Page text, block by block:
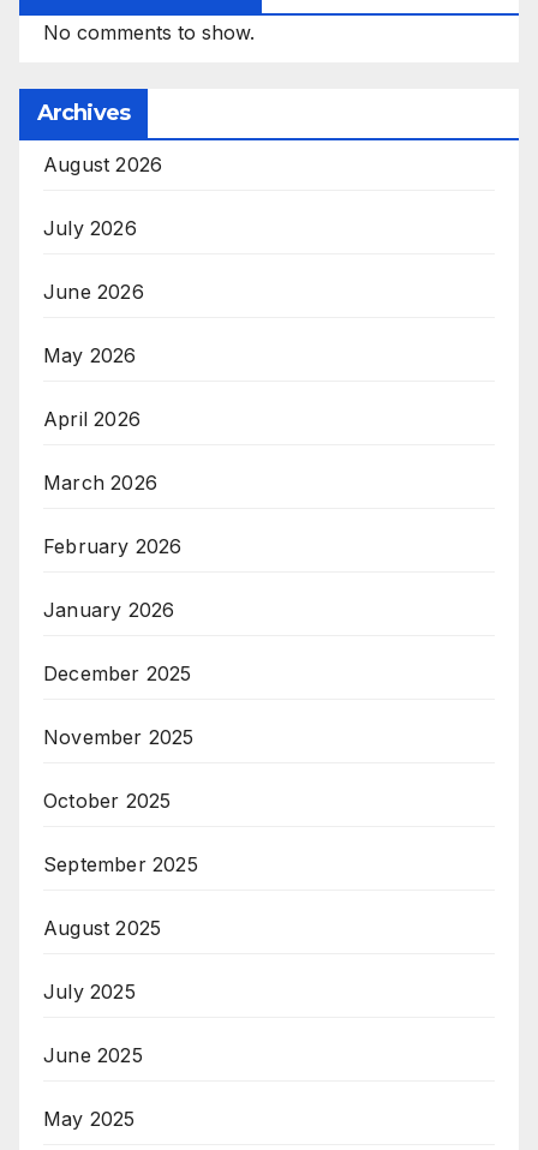
No comments to show.
Archives
August 2026
July 2026
June 2026
May 2026
April 2026
March 2026
February 2026
January 2026
December 2025
November 2025
October 2025
September 2025
August 2025
July 2025
June 2025
May 2025